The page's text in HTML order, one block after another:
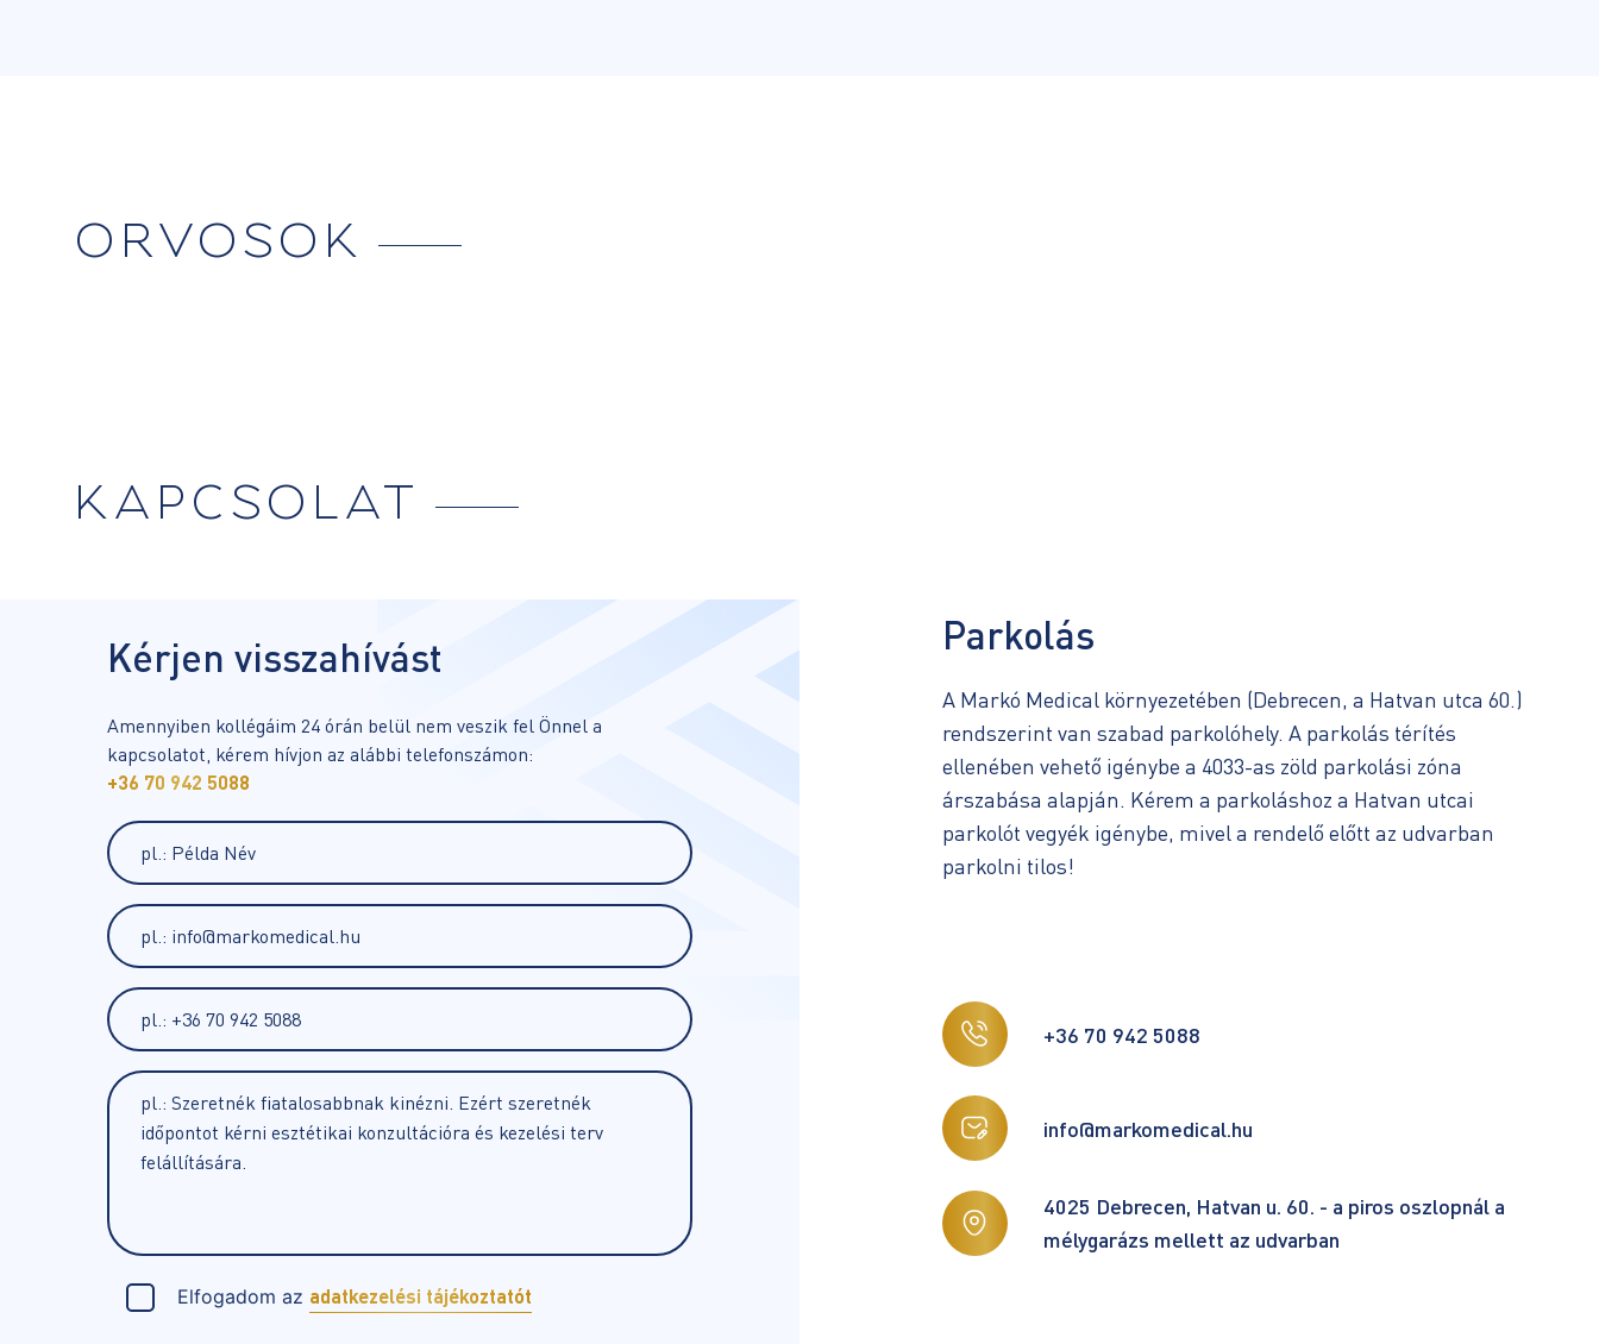
ORVOSOK
KAPCSOLAT
Kérjen visszahívást
Amennyiben kollégáim 24 órán belül nem veszik fel Önnel a
kapcsolatot, kérem hívjon az alábbi telefonszámon:
+36 70 942 5088
Elfogadom az adatkezelési tájékoztatót
Parkolás
A Markó Medical környezetében (Debrecen, a Hatvan utca 60.)
rendszerint van szabad parkolóhely. A parkolás térítés
ellenében vehető igénybe a 4033-as zöld parkolási zóna
árszabása alapján. Kérem a parkoláshoz a Hatvan utcai
parkolót vegyék igénybe, mivel a rendelő előtt az udvarban
parkolni tilos!
+36 70 942 5088
info@markomedical.hu
4025 Debrecen, Hatvan u. 60. - a piros oszlopnál a
mélygarázs mellett az udvarban